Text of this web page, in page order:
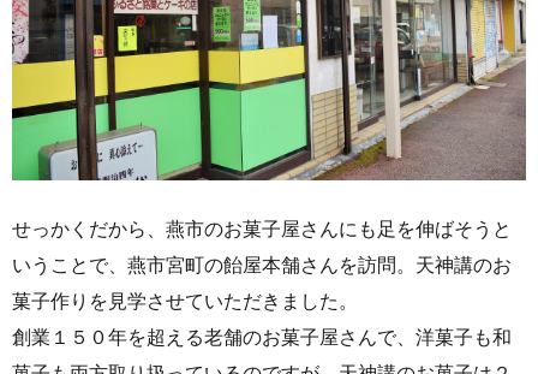
せっかくだから、燕市のお菓子屋さんにも足を伸ばそうと
いうことで、燕市宮町の飴屋本舗さんを訪問。天神講のお
菓子作りを見学させていただきました。
創業１５０年を超える老舗のお菓子屋さんで、洋菓子も和